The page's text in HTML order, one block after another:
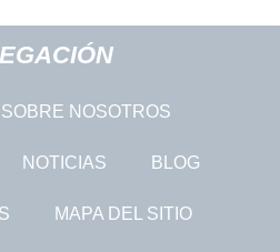
SOBRE NOSOTROS
NOTICIAS BLOG
MAPA DEL SITIO